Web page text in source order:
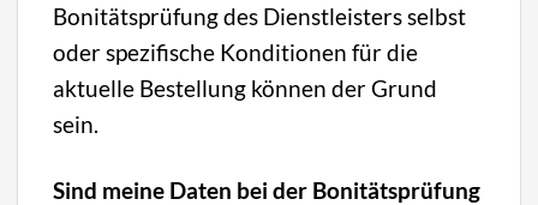
Bonitätsprüfung des Dienstleisters selbst
oder spezifische Konditionen für die
aktuelle Bestellung können der Grund
sein.
Sind meine Daten bei der Bonitätsprüfung